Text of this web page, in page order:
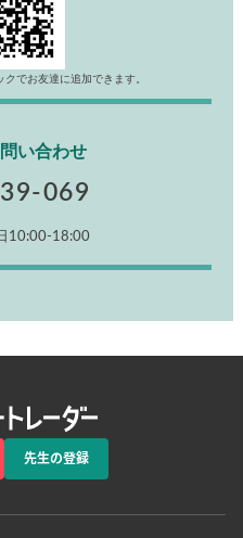
でお友達に追加できます。
い合わせ
069
10:00-18:00
先生の登録